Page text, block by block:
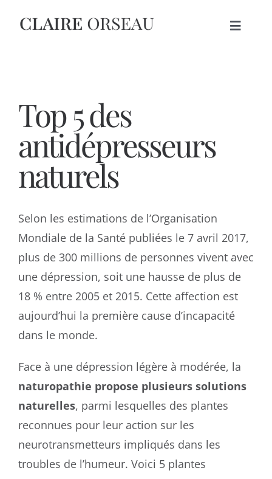
Toggle
A PROPOS
PRENDRE RDV
Top 5 des
antidépresseurs
naturels
Selon les estimations de l’Organisation
Mondiale de la Santé publiées le 7 avril 2017,
plus de 300 millions de personnes vivent avec
une dépression, soit une hausse de plus de
18 % entre 2005 et 2015. Cette affection est
aujourd’hui la première cause d’incapacité
dans le monde.
Face à une dépression légère à modérée, la
naturopathie propose plusieurs solutions
naturelles, parmi lesquelles des plantes
reconnues pour leur action sur les
neurotransmetteurs impliqués dans les
troubles de l’humeur. Voici 5 plantes